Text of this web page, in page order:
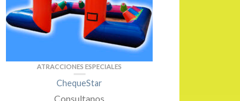
ATRACCIONES ESPECIALES
ChequeStar
Consultanos